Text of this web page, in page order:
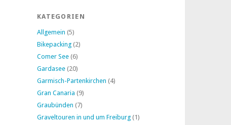
KATEGORIEN
Allgemein (5)
Bikepacking (2)
Comer See (6)
Gardasee (20)
Garmisch-Partenkirchen (4)
Gran Canaria (9)
Graubünden (7)
Graveltouren in und um Freiburg (1)